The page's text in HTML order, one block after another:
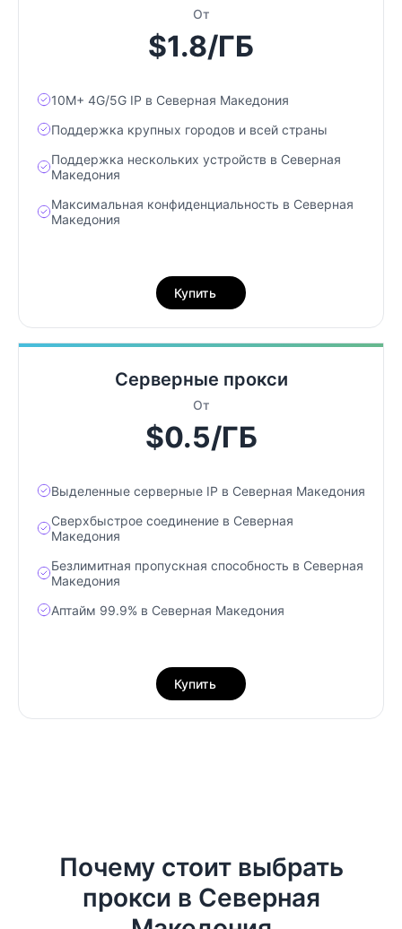
От
$1.8/ГБ
10М+ 4G/5G IP в Северная Македония
Поддержка крупных городов и всей страны
Поддержка нескольких устройств в Северная
Македония
Максимальная конфиденциальность в Северная
Македония
Купить
Серверные прокси
От
$0.5/ГБ
Выделенные серверные IP в Северная Македония
Сверхбыстрое соединение в Северная
Македония
Безлимитная пропускная способность в Северная
Македония
Аптайм 99.9% в Северная Македония
Купить
Почему стоит выбрать
прокси в Северная